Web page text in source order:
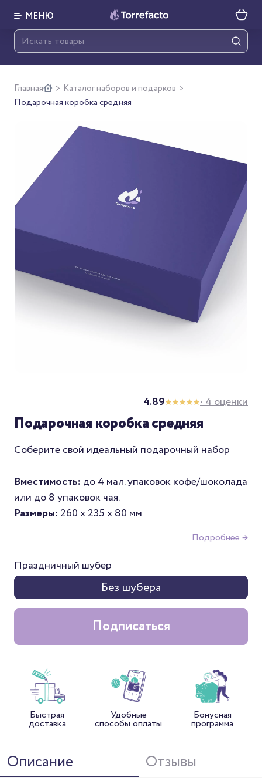
МЕНЮ
Главная > Каталог наборов и подарков >
Подарочная коробка средняя
Подарочная коробка средняя
4.89 • 4 оценки
Соберите свой идеальный подарочный набор
Вместимость: до 4 мал. упаковок кофе/шоколада
или до 8 упаковок чая.
Размеры: 260 x 235 x 80 мм
Подробнее →
Праздничный шубер
Без шубера
Подписаться
Быстрая
доставка
Удобные
способы оплаты
Бонусная
программа
Описание Отзывы